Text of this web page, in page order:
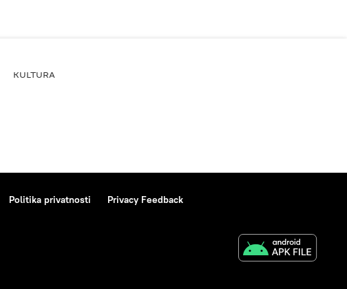
KULTURA
Politika privatnosti Privacy Feedback